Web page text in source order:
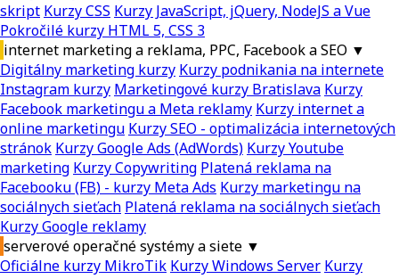
skript Kurzy CSS Kurzy JavaScript, jQuery, NodeJS a Vue
Pokročilé kurzy HTML 5, CSS 3
internet marketing a reklama, PPC, Facebook a SEO ▼
Digitálny marketing kurzy Kurzy podnikania na internete
Instagram kurzy Marketingové kurzy Bratislava Kurzy
Facebook marketingu a Meta reklamy Kurzy internet a
online marketingu Kurzy SEO - optimalizácia internetových
stránok Kurzy Google Ads (AdWords) Kurzy Youtube
marketing Kurzy Copywriting Platená reklama na
Facebooku (FB) - kurzy Meta Ads Kurzy marketingu na
sociálnych sieťach Platená reklama na sociálnych sieťach
Kurzy Google reklamy
serverové operačné systémy a siete ▼
Oficiálne kurzy MikroTik Kurzy Windows Server Kurzy